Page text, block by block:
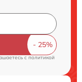
cполитикой